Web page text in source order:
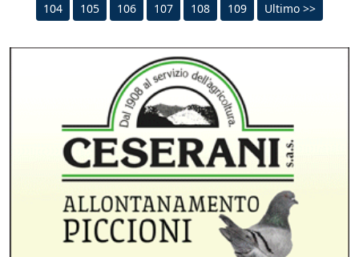
104 105 106 107 108 109 Ultimo >>